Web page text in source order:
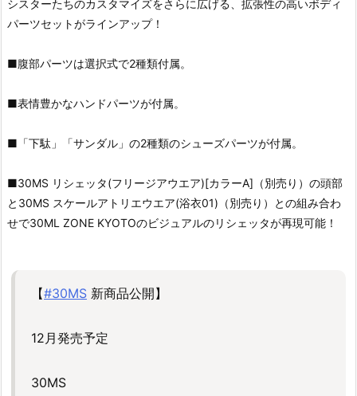
シスターたちのカスタマイズをさらに広げる、拡張性の高いボディ
パーツセットがラインアップ！
■腹部パーツは選択式で2種類付属。
■表情豊かなハンドパーツが付属。
■「下駄」「サンダル」の2種類のシューズパーツが付属。
■30MS リシェッタ(フリージアウエア)[カラーA]（別売り）の頭部
と30MS スケールアトリエウエア(浴衣01)（別売り）との組み合わ
せで30ML ZONE KYOTOのビジュアルのリシェッタが再現可能！
【#30MS 新商品公開】
12月発売予定
30MS